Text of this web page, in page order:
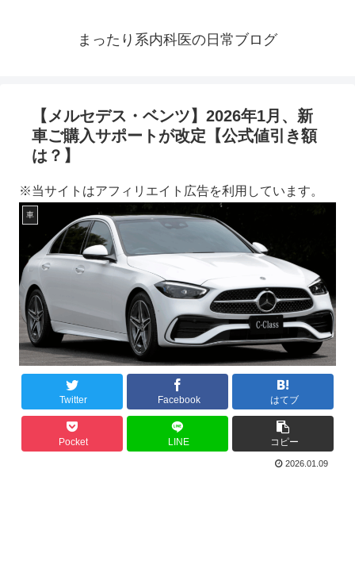
まったり系内科医の日常ブログ
【メルセデス・ベンツ】2026年1月、新
車ご購入サポートが改定【公式値引き額
は？】
※当サイトはアフィリエイト広告を利用しています。
車
Twitter Facebook はてブ
Pocket LINE コピー
2026.01.09